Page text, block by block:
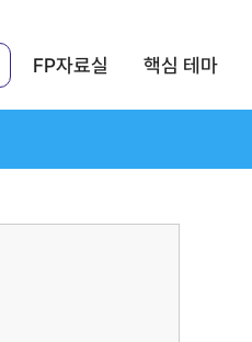
FP자료실 핵심 테마